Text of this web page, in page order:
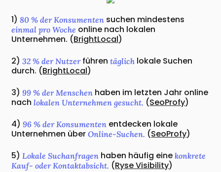
1) 80 % der Konsumenten suchen mindestens
einmal pro Woche online nach lokalen
Unternehmen. (BrightLocal)
2) 32 % der Nutzerführentäglich lokale Suchen
durch. (BrightLocal)
3) 99 % der Menschen haben im letzten Jahr online
nachlokalen Unternehmen gesucht. (SeoProfy)
4) 96 % der Konsumenten entdecken lokale
Unternehmen überOnline-Suchen. (SeoProfy)
5) Lokale Suchanfragen haben häufig einekonkrete
Kauf- oder Kontaktabsicht. (Ryse Visibility)